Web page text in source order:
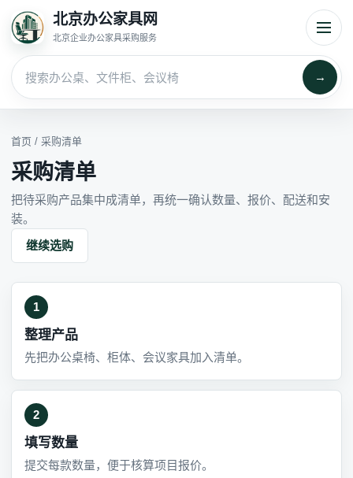
北京办公家具网
北京企业办公家具采购服务
→
首页 / 采购清单
采购清单
把待采购产品集中成清单，再统一确认数量、报价、配送和安
装。
继续选购
1
整理产品
先把办公桌椅、柜体、会议家具加入清单。
2
填写数量
提交每款数量，便于核算项目报价。